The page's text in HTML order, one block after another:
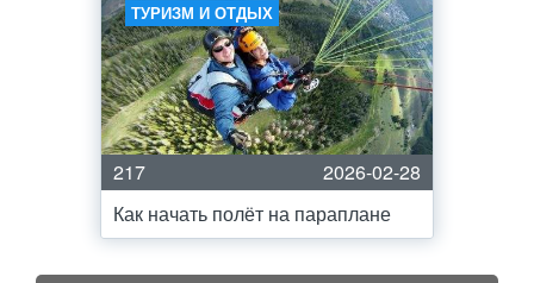
ТУРИЗМ И ОТДЫХ
217
2026-02-28
Как начать полёт на параплане